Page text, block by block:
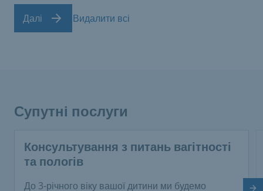
Далі Видалити всі
Супутні послуги
Консультування з питань вагітності
та пологів
До 3-річного віку вашої дитини ми будемо